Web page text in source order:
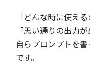
「どんな時に使え
「思い通りの出力が
自らプロンプトを
です。